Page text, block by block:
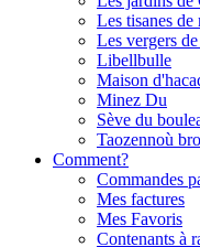
Les tisanes
Les vergers
Libellbulle
Maison
Minez Du
Sève du
Taozennoù
Comment?
Commandes
Mes factures
Mes Favoris
Contenants à